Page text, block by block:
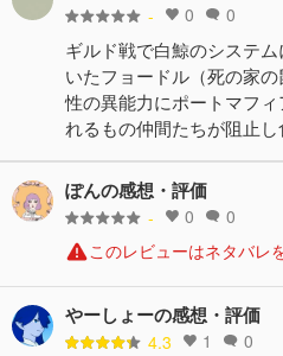
- 0 0
ギルド戦で白鯨のシステ
いたフョードル（死の家
性の異能力にポートマフ
れるもの仲間たちが阻止し
ぽんの感想・評価
- 0 0
このレビューはネタバレ
やーしょーの感想・評価
4.3 1 0